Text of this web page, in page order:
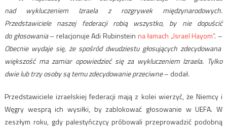
nad wykluczeniem Izraela z rozgrywek międzynarodowych.
Przedstawiciele naszej federacji robią wszystko, by nie dopuścić
do głosowania– relacjonuje Adi Rubinstein na łamach „Israel Hayom”. –
Obecnie wydaje się, że spośród dwudziestu głosujących zdecydowana
większość ma zamiar opowiedzieć się za wykluczeniem Izraela. Tylko
dwie lub trzy osoby są temu zdecydowanie przeciwne– dodał.
Przedstawiciele izraelskiej federacji mają z kolei wierzyć, że Niemcy i
Węgry wesprą ich wysiłki, by zablokować głosowanie w UEFA. W
zeszłym roku, gdy palestyńczycypróbowali przeprowadzić podobną